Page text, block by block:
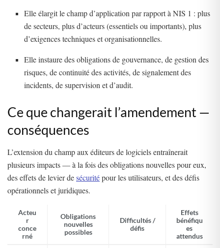
Elle élargit le champ d’application par rapport à NIS 1 : plus
de secteurs, plus d’acteurs (essentiels ou importants), plus
d’exigences techniques et organisationnelles.
Elle instaure des obligations de gouvernance, de gestion des
risques, de continuité des activités, de signalement des
incidents, de supervision et d’audit.
Ce que changerait l’amendement —
conséquences
L’extension du champ aux éditeurs de logiciels entraînerait
plusieurs impacts — à la fois des obligations nouvelles pour eux,
des effets de levier desécuritépour les utilisateurs, et des défis
opérationnels et juridiques.
Acteu
r
conce
rné
Obligations
nouvelles
possibles
Difficultés /
défis
Effets
bénéfiqu
es
attendus